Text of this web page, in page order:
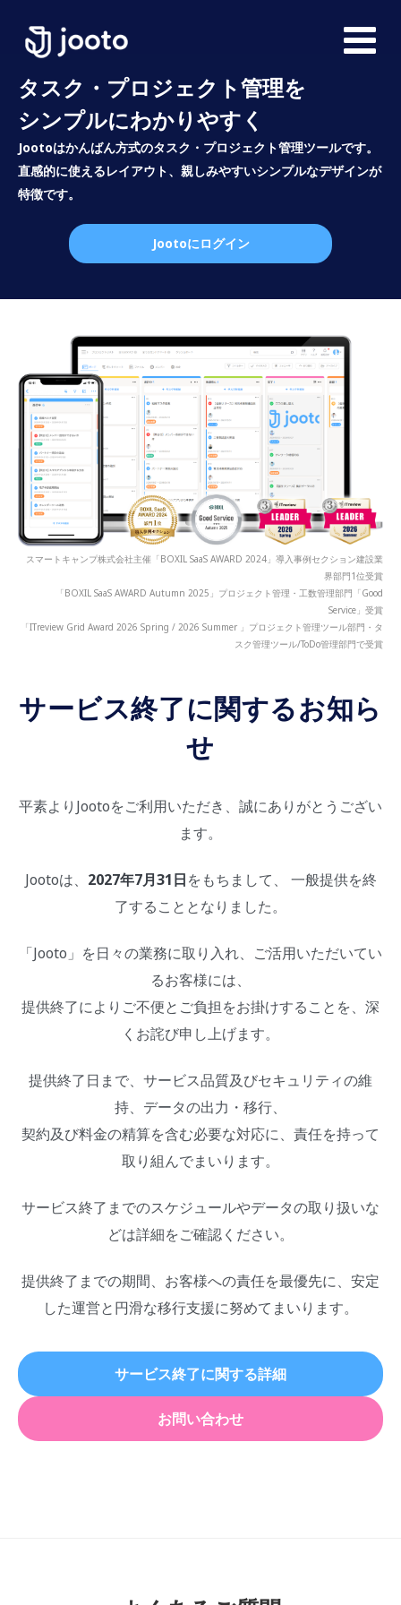
タスク・プロジェクト管理を
シンプルにわかりやすく
Jootoはかんばん方式のタスク・プロジェクト管理ツールです。
直感的に使えるレイアウト、親しみやすいシンプルなデザインが
特徴です。
Jootoにログイン
スマートキャンプ株式会社主催「BOXIL SaaS AWARD 2024」導入事例セクション建設業
界部門1位受賞
「BOXIL SaaS AWARD Autumn 2025」プロジェクト管理・工数管理部門「Good
Service」受賞
「ITreview Grid Award 2026 Spring / 2026 Summer 」プロジェクト管理ツール部門・タ
スク管理ツール/ToDo管理部門で受賞
サービス終了に関するお知ら
せ
平素よりJootoをご利用いただき、誠にありがとうござい
ます。
Jootoは、 2027年7月31日をもちまして、 一般提供を終
了することとなりました。
「Jooto」を日々の業務に取り入れ、ご活用いただいてい
るお客様には、
提供終了によりご不便とご負担をお掛けすることを、深
くお詫び申し上げます。
提供終了日まで、サービス品質及びセキュリティの維
持、データの出力・移行、
契約及び料金の精算を含む必要な対応に、責任を持って
取り組んでまいります。
サービス終了までのスケジュールやデータの取り扱いな
どは詳細をご確認ください。
提供終了までの期間、お客様への責任を最優先に、安定
した運営と円滑な移行支援に努めてまいります。
サービス終了に関する詳細
お問い合わせ